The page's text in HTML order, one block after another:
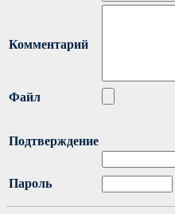
Комментарий
Файл
Подтверждение
Пароль